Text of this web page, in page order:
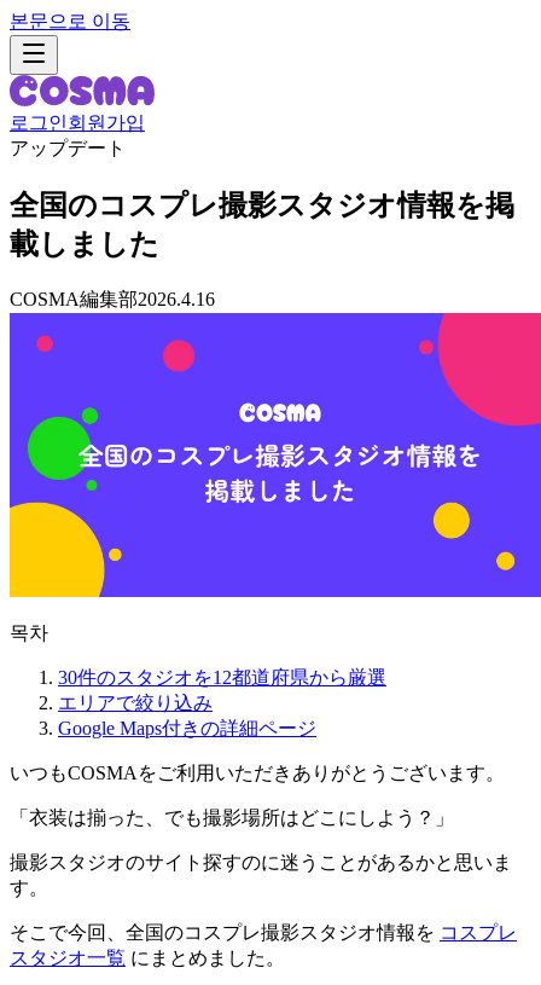
본문으로 이동
로그인회원가입
アップデート
全国のコスプレ撮影スタジオ情報を掲
載しました
COSMA編集部2026.4.16
목차
30件のスタジオを12都道府県から厳選
エリアで絞り込み
Google Maps付きの詳細ページ
いつもCOSMAをご利用いただきありがとうございます。
「衣装は揃った、でも撮影場所はどこにしよう？」
撮影スタジオのサイト探すのに迷うことがあるかと思いま
す。
そこで今回、全国のコスプレ撮影スタジオ情報を コスプレ
スタジオ一覧 にまとめました。